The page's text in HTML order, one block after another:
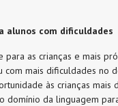
alunos com dificuldades
as crianças e mais
com mais dificuldades no
às crianças mais
domínio da linguagem